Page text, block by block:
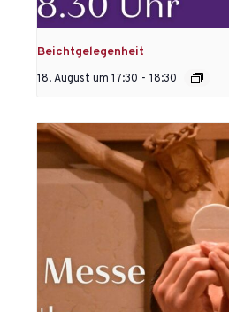
Beichtgelegenheit
18. August um 17:30 - 18:30